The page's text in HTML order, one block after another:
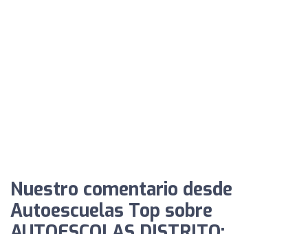
Nuestro comentario desde
Autoescuelas Top sobre